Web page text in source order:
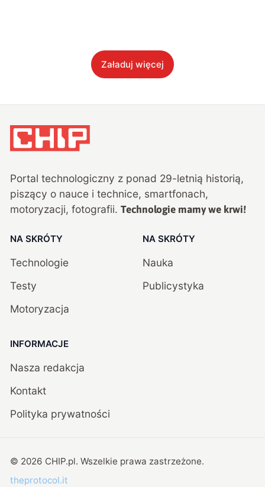
Załaduj więcej
Portal technologiczny z ponad 29-letnią historią,
piszący o nauce i technice, smartfonach,
motoryzacji, fotografii. Technologie mamy we krwi!
NA SKRÓTY
Technologie
Testy
Motoryzacja
NA SKRÓTY
Nauka
Publicystyka
INFORMACJE
Nasza redakcja
Kontakt
Polityka prywatności
© 2026 CHIP.pl. Wszelkie prawa zastrzeżone.
theprotocol.it